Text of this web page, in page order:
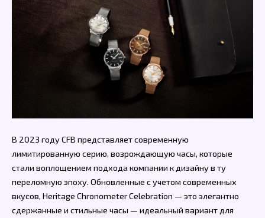
В 2023 году CFB представляет современную
лимитированную серию, возрождающую часы, которые
стали воплощением подхода компании к дизайну в ту
переломную эпоху. Обновленные с учетом современных
вкусов, Heritage Chronometer Celebration — это элегантно
сдержанные и стильные часы — идеальный вариант для